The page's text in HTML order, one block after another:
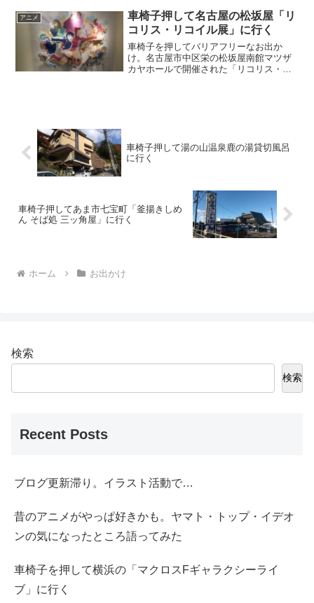
アニメ
車椅子押して名古屋の松坂屋「リ
コリス・リコイル展」に行く
車椅子を押してバリアフリーなお出か
け。名古屋市中区栄の松坂屋南館マツザ
カヤホールで開催された「リコリス・リ
車椅子押して湯の山温泉鹿の湯貸切風呂
に行く
車椅子押してあま市七宝町「釜揚きしめ
ん そば処 三ッ角屋」に行く
ホーム お出かけ
検索
検索
Recent Posts
ブログ更新滞り。イラスト活動で…
昔のアニメがやっぱ好きかも。ヤマト・トップ・イデオ
ンの気になったところ語ってみた
車椅子を押して横浜の「マクロスFギャラクシーライ
ブ」に行く